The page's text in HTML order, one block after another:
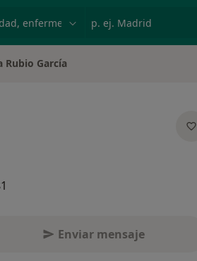
ciudad
Rubio García
Enviar mensaje